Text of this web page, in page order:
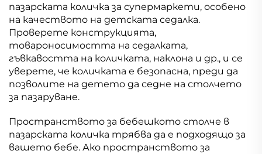
пазарската количка за супермаркети, особено
на качеството на детската седалка.
Проверете конструкцията,
товароносимостта на седалката,
гъвкавостта на количката, наклона и др., и се
уверете, че количката е безопасна, преди да
позволите на детето да седне на столчето
за пазаруване.
Пространството за бебешкото столче в
пазарската количка трябва да е подходящо за
вашето бебе. Ако пространството за